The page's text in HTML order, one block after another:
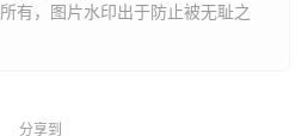
有，图片水印出于防止被无耻之
分享到